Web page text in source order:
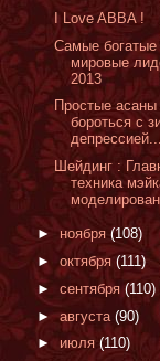
I Love ABBA !
Cамые богатые
мировые
2013
Простые асаны
бороться с
депрессией...
Шейдинг :
техника
► ноября (108)
► октября (111)
► сентября(110)
►августа (90)
► июля (110)